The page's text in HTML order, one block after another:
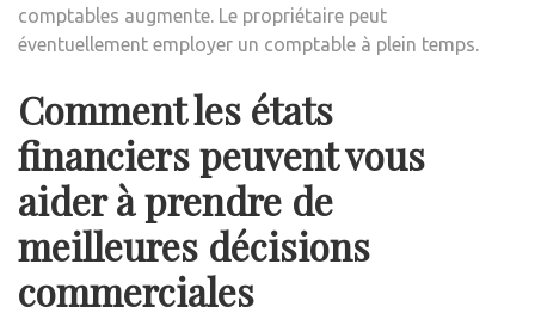
comptables augmente. Le propriétaire peut
éventuellement employer un comptable à plein temps.
Comment les états
financiers peuvent vous
aider à prendre de
meilleures décisions
commerciales